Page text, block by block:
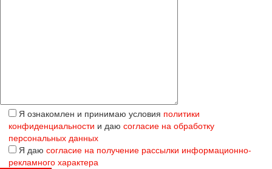
Я ознакомлен и принимаю условия политики
конфиденциальности и даю согласие на обработку
персональных данных
Я даю согласие на получение рассылки информационно-
рекламного характера